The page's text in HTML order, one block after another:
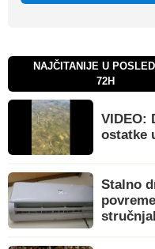
NAJČITANIJE U
72H
VIDEO:
ostatke
Stalno